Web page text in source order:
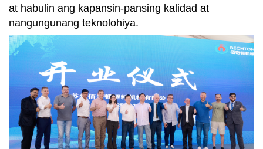
at habulin ang kapansin-pansing kalidad at
nangungunang teknolohiya.